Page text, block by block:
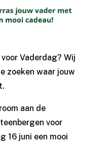
Vaderdag? Wij
zoeken waar jouw
aan de
voor
16 juni een mooi